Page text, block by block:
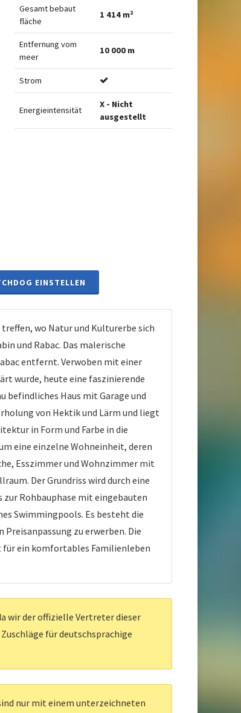
Gesamt bebaut
fläche
1 414 m²
Entfernung vom
meer
10 000 m
Strom
Energieintensität
X - Nicht
ausgestellt
EINSTELLEN
treffen, wo Natur und Kulturerbe sich
und Rabac. Das malerische
entfernt. Verwoben mit einer
wurde, heute eine faszinierende
befindliches Haus mit Garage und
von Hektik und Lärm und liegt
in Form und Farbe in die
eine einzelne Wohneinheit, deren
Esszimmer und Wohnzimmer mit
Der Grundriss wird durch eine
Rohbauphase mit eingebauten
Swimmingpools. Es besteht die
zu erwerben. Die
für ein komfortables Familienleben
wir der offizielle Vertreter dieser
für deutschsprachige
nur mit einem unterzeichneten